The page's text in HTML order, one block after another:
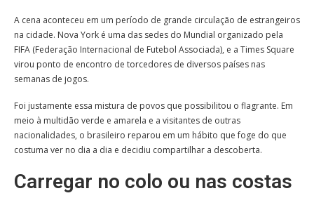
A cena aconteceu em um período de grande circulação de estrangeiros
na cidade. Nova York é uma das sedes do Mundial organizado pela
FIFA (Federação Internacional de Futebol Associada), e a Times Square
virou ponto de encontro de torcedores de diversos países nas
semanas de jogos.
Foi justamente essa mistura de povos que possibilitou o flagrante. Em
meio à multidão verde e amarela e a visitantes de outras
nacionalidades, o brasileiro reparou em um hábito que foge do que
costuma ver no dia a dia e decidiu compartilhar a descoberta.
Carregar no colo ou nas costas